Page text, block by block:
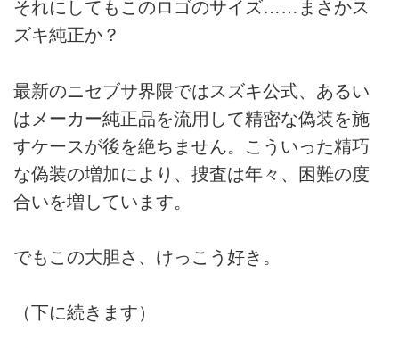
それにしてもこのロゴのサイズ……まさかス
ズキ純正か？
最新のニセブサ界隈ではスズキ公式、あるい
はメーカー純正品を流用して精密な偽装を施
すケースが後を絶ちません。こういった精巧
な偽装の増加により、捜査は年々、困難の度
合いを増しています。
でもこの大胆さ、けっこう好き。
（下に続きます）